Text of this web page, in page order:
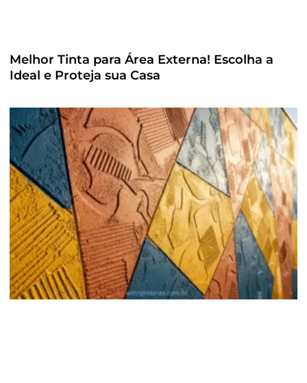
Melhor Tinta para Área Externa! Escolha a
Ideal e Proteja sua Casa